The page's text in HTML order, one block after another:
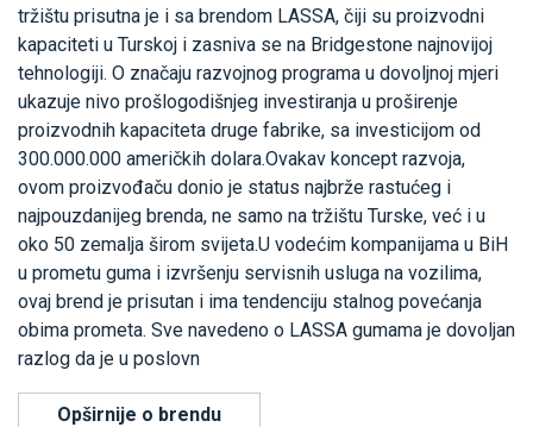
tržištu prisutna je i sa brendom LASSA, čiji su proizvodni
kapaciteti u Turskoj i zasniva se na Bridgestone najnovijoj
tehnologiji. O značaju razvojnog programa u dovoljnoj mjeri
ukazuje nivo prošlogodišnjeg investiranja u proširenje
proizvodnih kapaciteta druge fabrike, sa investicijom od
300.000.000 američkih dolara.Ovakav koncept razvoja,
ovom proizvođaču donio je status najbrže rastućeg i
najpouzdanijeg brenda, ne samo na tržištu Turske, već i u
oko 50 zemalja širom svijeta.U vodećim kompanijama u BiH
u prometu guma i izvršenju servisnih usluga na vozilima,
ovaj brend je prisutan i ima tendenciju stalnog povećanja
obima prometa. Sve navedeno o LASSA gumama je dovoljan
razlog da je u poslovn
Opširnije o brendu